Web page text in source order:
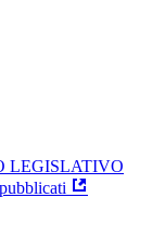
LEGISLATIVO